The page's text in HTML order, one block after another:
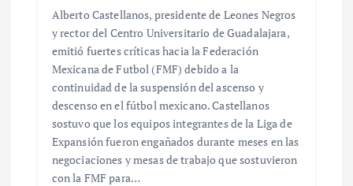
Alberto Castellanos, presidente de Leones Negros
y rector del Centro Universitario de Guadalajara,
emitió fuertes críticas hacia la Federación
Mexicana de Futbol (FMF) debido a la
continuidad de la suspensión del ascenso y
descenso en el fútbol mexicano. Castellanos
sostuvo que los equipos integrantes de la Liga de
Expansión fueron engañados durante meses en las
negociaciones y mesas de trabajo que sostuvieron
con la FMF para…